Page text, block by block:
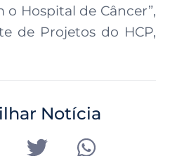
Hospital de Câncer”,
de Projetos do HCP,
Notícia